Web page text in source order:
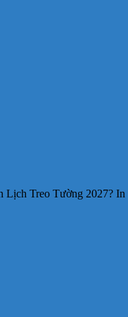
Lịch Treo Tường 2027? In